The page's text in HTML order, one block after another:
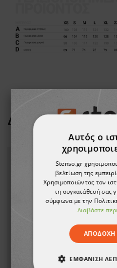
ΔΕΊΤΕ ΠΕΡΙΣΣΌΤΕΡΑ
Αυτός ο
Stenso.gr
βελτίωση της
Χρησιμοποιώντας τον
τη συγκατάθεσή σας
σύμφωνα με την
Διαβάστε
ΑΠΟΔΟΧΉ
ΕΜΦΆΝΙΣΗ